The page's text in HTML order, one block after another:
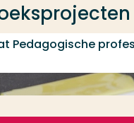
Pedagogische